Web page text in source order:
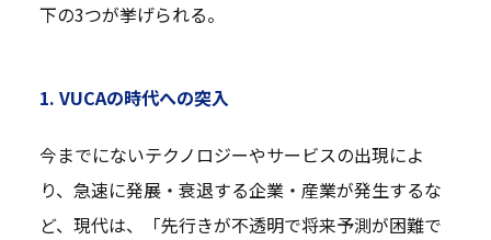
下の3つが挙げられる。
1. VUCAの時代への突入
今までにないテクノロジーやサービスの出現によ
り、急速に発展・衰退する企業・産業が発生するな
ど、現代は、「先行きが不透明で将来予測が困難で